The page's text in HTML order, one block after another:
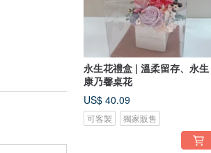
永生花禮盒 | 溫柔留存、永生
康乃馨桌花
US$ 40.09
可客製 獨家販售